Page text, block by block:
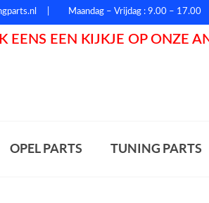
Maandag – Vrijdag : 9.00 – 17.00
EENS EEN KIJKJE OP ONZE
OPEL PARTS TUNING PARTS